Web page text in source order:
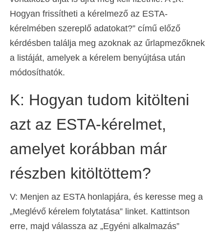
Hogyan frissítheti a kérelmező az ESTA-
kérelmében szereplő adatokat?” című előző
kérdésben találja meg azoknak az űrlapmezőknek
a listáját, amelyek a kérelem benyújtása után
módosíthatók.
K: Hogyan tudom kitölteni
azt az ESTA-kérelmet,
amelyet korábban már
részben kitöltöttem?
V: Menjen az ESTA honlapjára, és keresse meg a
„Meglévő kérelem folytatása” linket. Kattintson
erre, majd válassza az „Egyéni alkalmazás”